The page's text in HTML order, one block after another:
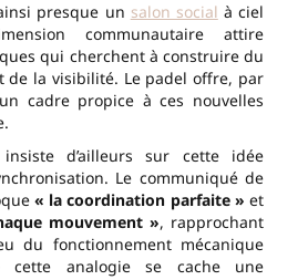
presque un salon social à ciel
communautaire attire
qui cherchent à construire du
de la visibilité. Le padel offre, par
cadre propice à ces nouvelles
d’ailleurs sur cette idée
Le communiqué de
« la coordination parfaite » et
mouvement », rapprochant
du fonctionnement mécanique
cette analogie se cache une